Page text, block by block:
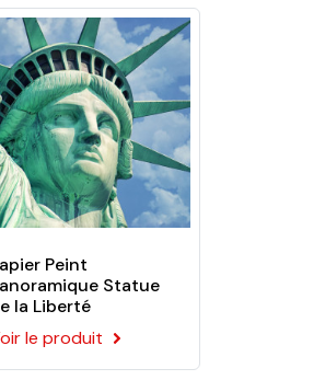
Peint
Statue
la Liberté
le produit